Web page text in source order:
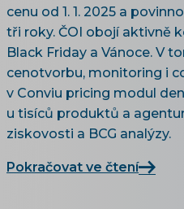
cenu od 1. 1. 2025 a
tři roky. ČOI obojí aktivně
Black Friday a Vánoce. V
cenotvorbu, monitoring i
v Conviu pricing modul
u tisíců produktů a
ziskovosti a BCG analýzy.
Pokračovat ve čtení